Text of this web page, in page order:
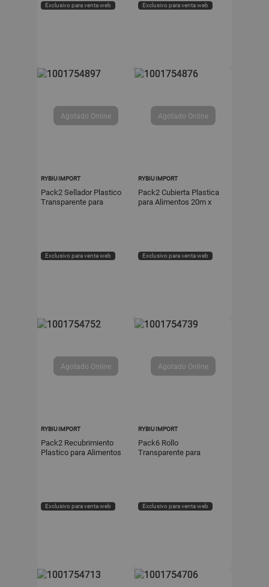
Exclusivo para venta web Exclusivo para venta web
RYBIU IMPORT
Pack2 Sellador Plastico
Transparente para
Exclusivo para venta web
RYBIU IMPORT
Pack2 Cubierta Plastica
para Alimentos 20m x
Exclusivo para venta web
RYBIU IMPORT
Pack2 Recubrimiento
Plastico para Alimentos
Exclusivo para venta web
RYBIU IMPORT
Pack6 Rollo
Transparente para
Exclusivo para venta web